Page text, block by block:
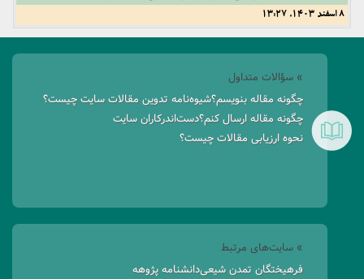
8 اسفند 1403, 13:27
» سؤالات متداول
چگونه مقاله بنویسم؟شیوه‌نامه تدوین مقالات سایت چیست؟
چگونه مقاله ارسال کنم؟دست‌اندرکاران سایت
نحوه ارزیابی مقالات چیست؟
» سایت‌های مرتبط
فرهیختگان تمدن شیعیدانشنامه پژوهه